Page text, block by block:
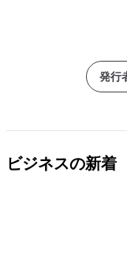
発行
ビジネスの新着